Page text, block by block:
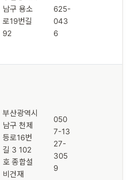
남구 용소
로19번길
92
625-
043
6
부산광역시
남구 천제
등로16번
길 3 102
호 종합설
비건재
050
7-13
27-
305
9